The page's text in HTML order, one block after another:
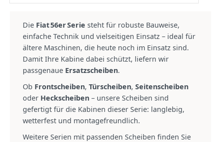
Die Fiat 56er Serie steht für robuste Bauweise,
einfache Technik und vielseitigen Einsatz – ideal für
ältere Maschinen, die heute noch im Einsatz sind.
Damit Ihre Kabine dabei schützt, liefern wir
passgenaue Ersatzscheiben.
Ob Frontscheiben, Türscheiben, Seitenscheiben
oder Heckscheiben – unsere Scheiben sind
gefertigt für die Kabinen dieser Serie: langlebig,
wetterfest und montagefreundlich.
Weitere Serien mit passenden Scheiben finden Sie